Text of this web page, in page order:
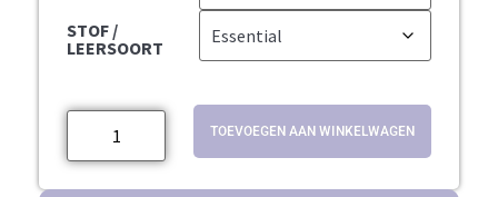
STOF /
LEERSOORT
TOEVOEGEN AAN WINKELWAGEN